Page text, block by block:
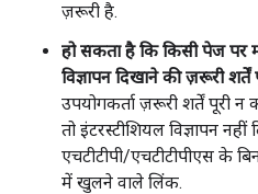
ज़रूरी है.
हो सकता है कि किसी पेज पर
विज्ञापन दिखाने की ज़रूरी
उपयोगकर्ता ज़रूरी शर्तें पूरी
तो इंटरस्टीशियल विज्ञापन
एचटीटीपी/एचटीटीपीएस के
में खुलने वाले लिंक.